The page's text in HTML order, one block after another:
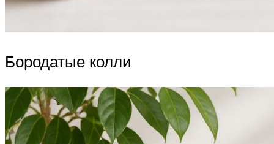
Бородатые колли